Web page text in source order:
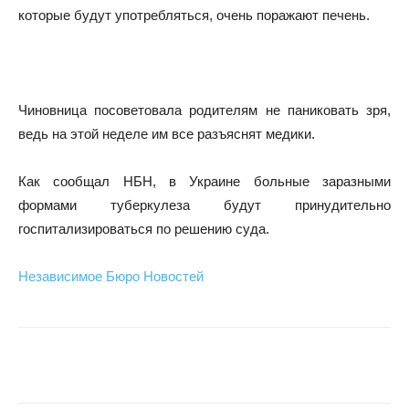
которые будут употребляться, очень поражают печень.
Чиновница посоветовала родителям не паниковать зря,
ведь на этой неделе им все разъяснят медики.
Как сообщал НБН, в Украине больные заразными
формами туберкулеза будут принудительно
госпитализироваться по решению суда.
Независимое Бюро Новостей